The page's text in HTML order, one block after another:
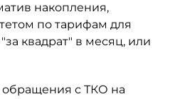
накопления,
по тарифам для
квадрат" в месяц, или
с ТКО на